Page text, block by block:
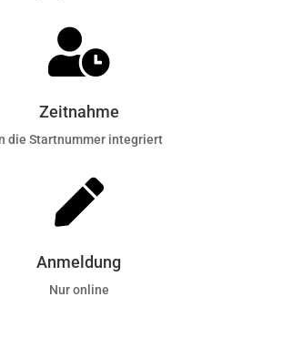

Zeitnahme
die Startnummer integriert

Anmeldung
Nur online